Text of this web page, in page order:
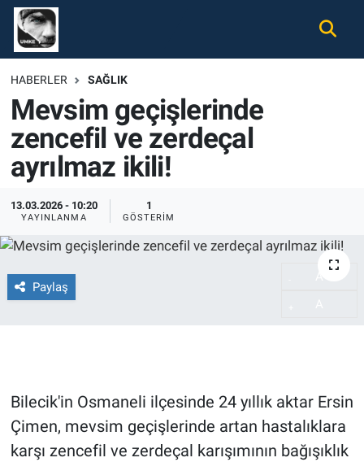
HABERLER SAĞLIK
Mevsim geçişlerinde
zencefil ve zerdeçal
ayrılmaz ikili!
13.03.2026 - 10:20
YAYINLANMA
1
GÖSTERIM
Paylaş
Bilecik'in Osmaneli ilçesinde 24 yıllık aktar Ersin
Çimen, mevsim geçişlerinde artan hastalıklara
karşı zencefil ve zerdeçal karışımının bağışıklık
Gündem
Ekonomi
Spor
Tüm Haberler
Nöbetçi Eczaneler
Hava Durumu
Namaz Vakitleri
Süper Lig Puan Durumu ve Fikstür